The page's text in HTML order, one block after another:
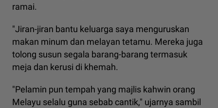
ramai.
"Jiran-jiran bantu keluarga saya menguruskan
makan minum dan melayan tetamu. Mereka juga
tolong susun segala barang-barang termasuk
meja dan kerusi di khemah.
"Pelamin pun tempah yang majlis kahwin orang
Melayu selalu guna sebab cantik," ujarnya sambil